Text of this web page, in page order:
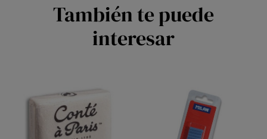
También te puede
interesar